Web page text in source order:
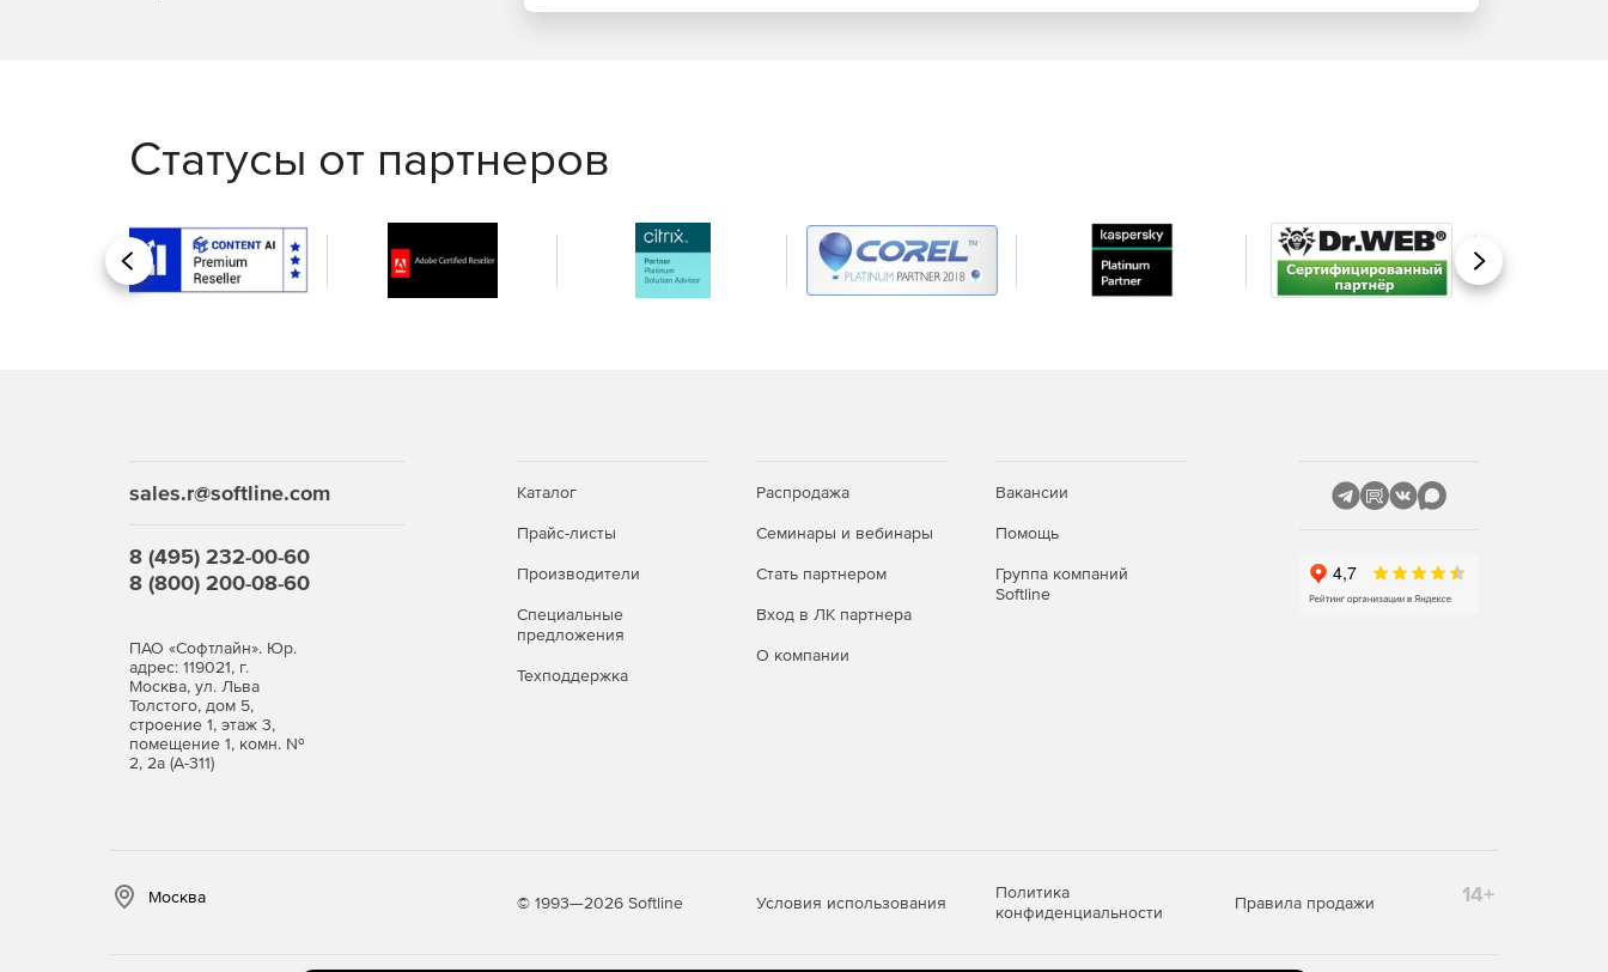
Статусы от партнеров
Назад Вперед
sales.r@softline.com
8 (495) 232-00-60
8 (800) 200-08-60
ПАО «Софтлайн». Юр.
адрес: 119021, г.
Москва, ул. Льва
Толстого, дом 5,
строение 1, этаж 3,
помещение 1, комн. №
2, 2а (А-311)
Каталог
Прайс-листы
Производители
Специальные
предложения
Техподдержка
Распродажа
Семинары и вебинары
Стать партнером
Вход в ЛК партнера
О компании
Вакансии
Помощь
Группа компаний
Softline
Москва © 1993—2026 Softline Условия использования
Политика
конфиденциальности
Правила продажи 14+